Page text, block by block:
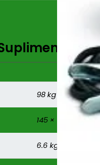
98 kg
145 × 1030 × 51 mm
6.6 kg